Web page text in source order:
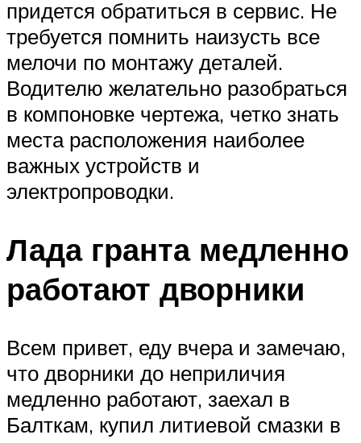
придется обратиться в сервис. Не
требуется помнить наизусть все
мелочи по монтажу деталей.
Водителю желательно разобраться
в компоновке чертежа, четко знать
места расположения наиболее
важных устройств и
электропроводки.
Лада гранта медленно
работают дворники
Всем привет, еду вчера и замечаю,
что дворники до неприличия
медленно работают, заехал в
Балткам, купил литиевой смазки в